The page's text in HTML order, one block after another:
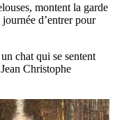
montent la garde
d’entrer pour
chat qui se sentent
Christophe